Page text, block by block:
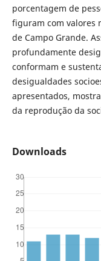
porcentagem de
figuram com valores
de Campo Grande.
profundamente
conformam e
desigualdades
apresentados,
da reprodução da
Downloads